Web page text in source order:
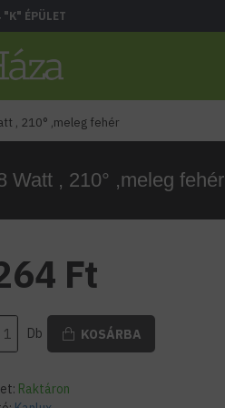
"K" ÉPÜLET
, 210° ,meleg fehér
Watt , 210° ,meleg fehér
Raktáron
Ft
Db KOSÁRBA